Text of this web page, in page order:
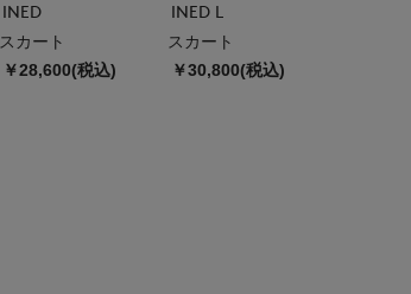
INED
スカート
￥28,600(税込)
INED L
スカート
￥30,800(税込)